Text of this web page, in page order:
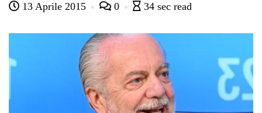
bo
ok
tte
r
ts
A
pp
gr
a
m
ed
In
di
vi
di
13 Aprile 2015 0 34 sec read